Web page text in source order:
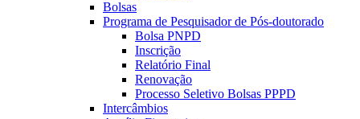
Bolsas
Programa de Pesquisador de Pós-doutorado
Bolsa PNPD
Inscrição
Relatório Final
Renovação
Processo Seletivo Bolsas PPPD
Intercâmbios